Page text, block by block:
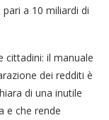
a 10 miliardi di
cittadini: il manuale
dei redditi è
di una inutile
e che rende